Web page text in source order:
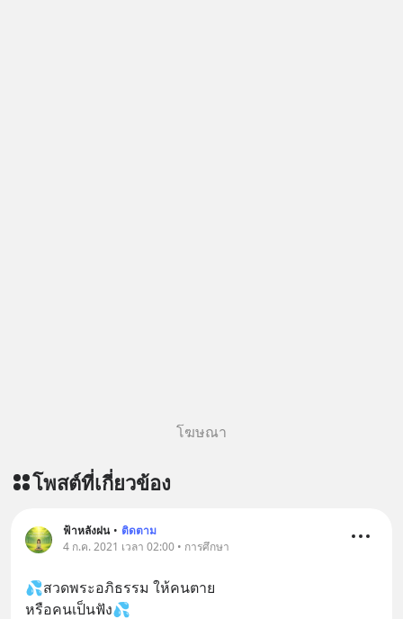
โฆษณา
โพสต์ที่เกี่ยวข้อง
ฟ้าหลังฝน • ติดตาม
4 ก.ค. 2021 เวลา 02:00 • การศึกษา
💦สวดพระอภิธรรม ให้คนตาย
หรือคนเป็นฟัง💦